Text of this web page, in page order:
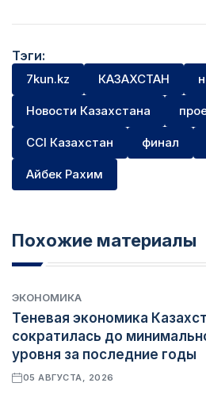
Тэги:
7kun.kz КАЗАХСТАН
Новости Казахстана
CCI Казахстан финал
Айбек Рахим
Похожие материалы
ЭКОНОМИКА
Теневая экономика
сократилась до
уровня за последние годы
05 АВГУСТА, 2026